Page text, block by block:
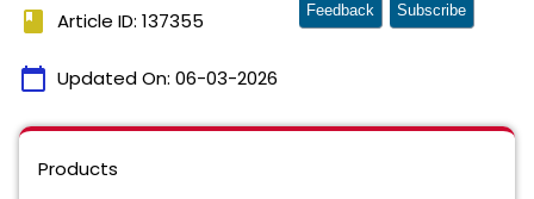
book Article ID: 137355
calendar_today Updated On: 06-03-2026
Feedback Subscribe
Products